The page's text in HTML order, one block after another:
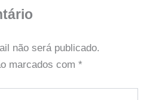
não será publicado.
marcados com *